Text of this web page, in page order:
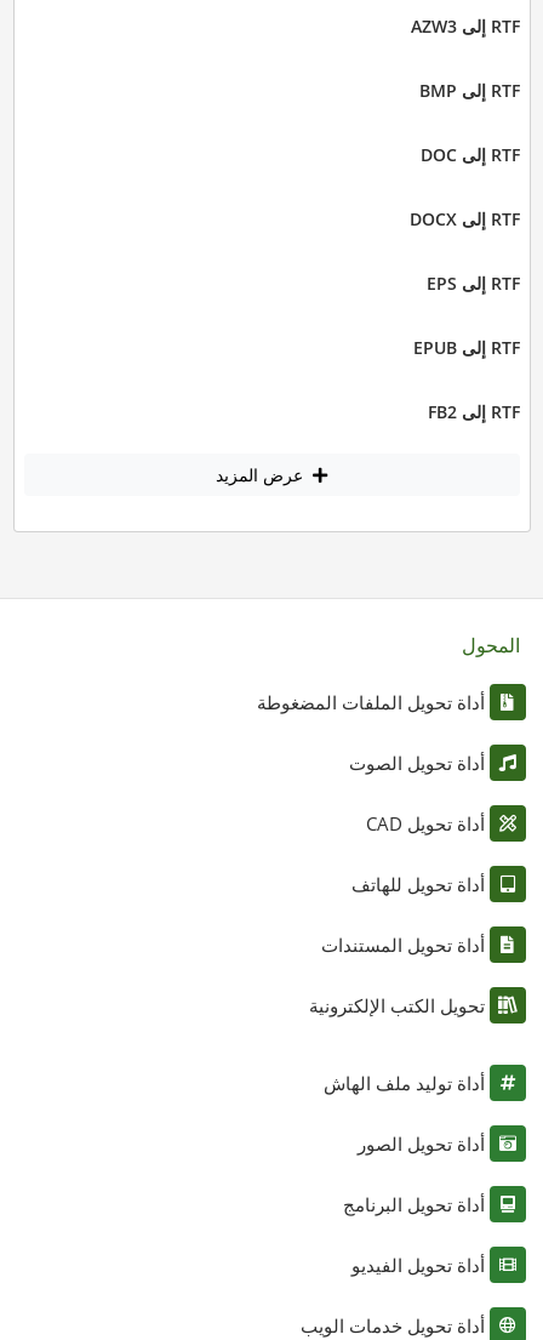
RTF إلى AZW3
RTF إلى BMP
RTF إلى DOC
RTF إلى DOCX
RTF إلى EPS
RTF إلى EPUB
RTF إلى FB2
عرض المزيد
المحول
أداة تحويل الملفات المضغوطة
أداة تحويل الصوت
أداة تحويل CAD
أداة تحويل للهاتف
أداة تحويل المستندات
تحويل الكتب الإلكترونية
أداة توليد ملف الهاش
أداة تحويل الصور
أداة تحويل البرنامج
أداة تحويل الفيديو
أداة تحويل خدمات الويب